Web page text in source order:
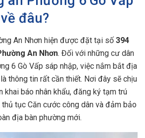
đâu?
An Nhơn hiện được đặt tại số 394
An Nhơn. Đối với những cư dân
6 Gò Vấp sáp nhập, việc nắm bắt địa
thông tin rất cần thiết. Nơi đây sẽ chịu
khai báo nhân khẩu, đăng ký tạm trú
tục Căn cước công dân và đảm bảo
địa bàn phường mới.